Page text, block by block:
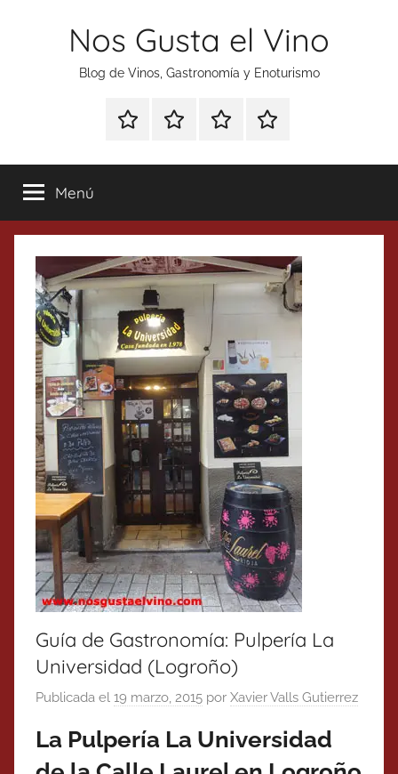
Nos Gusta el Vino
Blog de Vinos, Gastronomía y Enoturismo
Especial
Tonics
Enoturismo
Gastronomía
RankingContacto
Menú
Guía de Gastronomía: Pulpería La
Universidad (Logroño)
Publicada el 19 marzo, 2015 por Xavier Valls Gutierrez
La Pulpería La Universidad